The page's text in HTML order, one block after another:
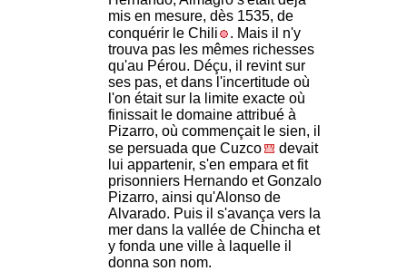
mis en mesure, dès 1535, de
conquérir le Chili
. Mais il n'y
trouva pas les mêmes richesses
qu'au Pérou. Déçu, il revint sur
ses pas, et dans l'incertitude où
l'on était sur la limite exacte où
finissait le domaine attribué à
Pizarro, où commençait le sien, il
se persuada que Cuzco
devait
lui appartenir, s'en empara et fit
prisonniers Hernando et Gonzalo
Pizarro, ainsi qu'Alonso de
Alvarado. Puis il s'avança vers la
mer dans la vallée de Chincha et
y fonda une ville à laquelle il
donna son nom.